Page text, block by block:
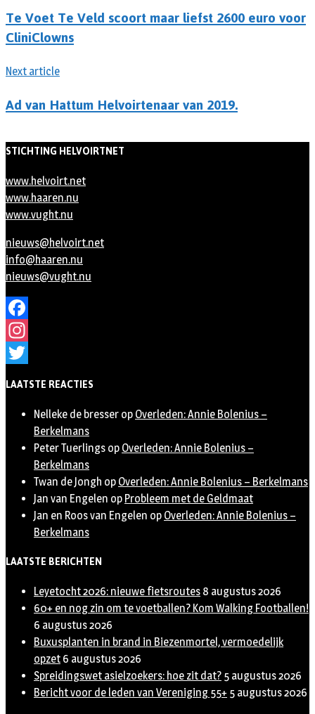
Te Voet Te Veld scoort maar liefst 2600 euro voor
CliniClowns
Next article
Ad van Hattum Helvoirtenaar van 2019.
STICHTING HELVOIRTNET
www.helvoirt.net
www.haaren.nu
www.vught.nu
nieuws@helvoirt.net
info@haaren.nu
nieuws@vught.nu
Facebook
Instagram
LAATSTE REACTIES
Nelleke de bresser op Overleden: Annie Bolenius –
Berkelmans
Peter Tuerlings op Overleden: Annie Bolenius –
Berkelmans
Twan de Jongh op Overleden: Annie Bolenius – Berkelmans
Jan van Engelen op Probleem met de Geldmaat
Jan en Roos van Engelen op Overleden: Annie Bolenius –
Berkelmans
LAATSTE BERICHTEN
Leyetocht 2026: nieuwe fietsroutes 8 augustus 2026
60+ en nog zin om te voetballen? Kom Walking Footballen!
6 augustus 2026
Buxusplanten in brand in Biezenmortel, vermoedelijk
opzet 6 augustus 2026
Spreidingswet asielzoekers: hoe zit dat? 5 augustus 2026
Bericht voor de leden van Vereniging 55+ 5 augustus 2026